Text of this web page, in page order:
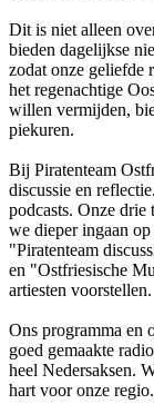
Dit is niet alleen
bieden dagelijkse
zodat onze geliefde
het regenachtige
willen vermijden,
piekuren.
Bij Piratenteam
discussie en
podcasts. Onze
we dieper ingaan
"Piratenteam
en "Ostfriesische
artiesten voorstellen.
Ons programma en
goed gemaakte
heel Nedersaksen.
hart voor onze regio.